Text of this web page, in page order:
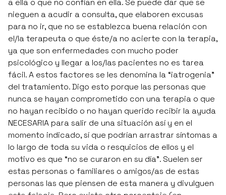
a ella o que no confían en ella. Se puede dar que se
nieguen a acudir a consulta, que elaboren excusas
para no ir, que no se establezca buena relación con
el/la terapeuta o que éste/a no acierte con la terapia,
ya que son enfermedades con mucho poder
psicológico y llegar a los/las pacientes no es tarea
fácil. A estos factores se les denomina la “iatrogenia”
del tratamiento. Digo esto porque las personas que
nunca se hayan comprometido con una terapia o que
no hayan recibido o no hayan querido recibir la ayuda
NECESARIA para salir de una situación así y en el
momento indicado, sí que podrían arrastrar síntomas a
lo largo de toda su vida o resquicios de ellos y el
motivo es que “no se curaron en su día”. Suelen ser
estas personas o familiares o amigos/as de estas
personas las que piensen de esta manera y divulguen